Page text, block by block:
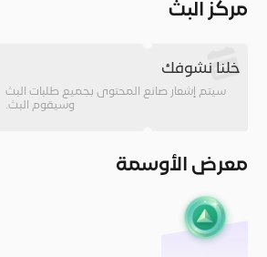
مركز البث
خلنا نشوفك
سيتم إشعار صانع المحتوى بجميع طلبات البث
وسيقوم البث.
معرض الأوسمة